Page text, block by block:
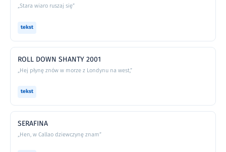
„Stara wiaro ruszaj się”
tekst
ROLL DOWN SHANTY 2001
„Hej płynę znów w morze z Londynu na west,”
tekst
SERAFINA
„Hen, w Callao dziewczynę znam”